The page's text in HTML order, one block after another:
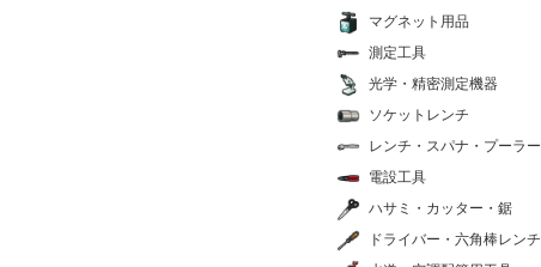
マグネット用品
測定工具
光学・精密測定機器
ソケットレンチ
レンチ・スパナ・プーラー
電設工具
ハサミ・カッター・鋸
ドライバー・六角棒レンチ